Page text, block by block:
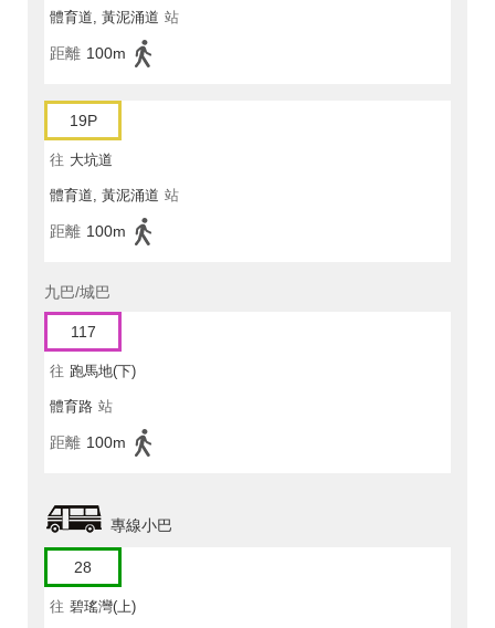
體育道, 黃泥涌道 站
距離 100m
19P
往 大坑道
體育道, 黃泥涌道 站
距離 100m
九巴/城巴
117
往 跑馬地(下)
體育路 站
距離 100m
專線小巴
28
往 碧瑤灣(上)